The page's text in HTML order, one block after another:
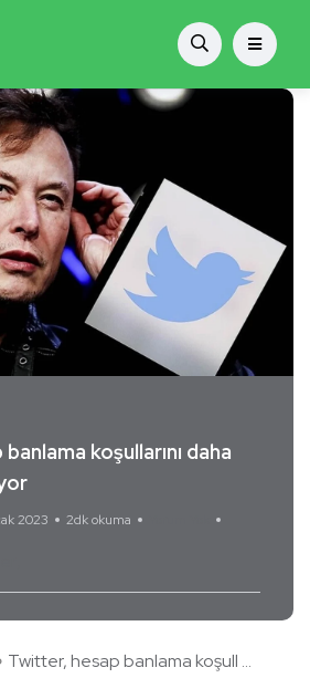
koşullarını daha
2023 2dk okuma
Twitter, hesap banlama koşull ...